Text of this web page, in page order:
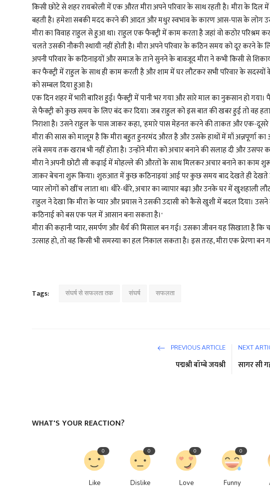
किसी छोटे से शहर रायबरेली में एक औरत मीरा अपने परिवार के साथ रहती है। मीरा के दिल
बहती है। हमेशा सबकी मदद करने की आदत और मधुर स्वभाव के कारण आस-पास के लोग
मीरा का विवाह राहुल से हुआ था। राहुल एक फैक्ट्री में काम करता है जहां वो कठोर
चलते उसकी नौकरी स्थायी नहीं होती है। मीरा अपने परिवार के कठिन समय को दूर करने के
अपनी परिवार के कठिनाइयों और समाज के ताने सुनने के बावजूद मीरा ने कभी किसी से
कर फैक्ट्री में राहुल के साथ ही काम करती है और शाम में घर लौटकर सभी परिवार के सदस्यों
को सम्बल दिया हुआ है।
एक दिन शहर में भारी बारिश हुई। फैक्ट्री में पानी भर गया और सारे माल का नुकसान हो
से फैक्ट्री को कुछ समय के लिए बंद कर दिया। जब राहुल को इस बात की खबर हुई तो वह
निराशा है। उसने राहुल के पास जाकर कहा, `हमारे पास मेहनत करने की ताकत और एक-
मीरा की सास को मालूम है कि मीरा बहुत हुनरमंद औरत है और उसके हाथों में माँ अन्नपूर्णा
लंबे समय तक खराब भी नहीं होता है। उन्होंने मीरा को अचार बनाने की सलाह दी और उसपर
मीरा ने अपनी छोटी सी कढ़ाई में मोहल्ले की औरतों के साथ मिलकर अचार बनाने का काम
जाकर बेचना शुरू किया। शुरुआत में कुछ कठिनाइयां आई पर कुछ समय बाद देखते ही देखते
प्यार लोगों को खींच लाता था। धीरे-धीरे, अचार का व्यापार बढ़ा और उनके घर में खुशहाली
राहुल ने देखा कि मीरा के प्यार और प्रयास ने उसकी उदासी को कैसे खुशी में बदल दिया। उसने
कठिनाई को बस एक पल में आसान बना सकता है।'
मीरा की कहानी प्यार, समर्पण और धैर्य की मिसाल बन गई। उसका जीवन यह सिखाता है
उत्साह हो, तो वह किसी भी समस्या का हल निकाल सकता है। इस तरह, मीरा एक प्रेरणा
Tags: संघर्ष से सफलता तक संघर्ष सफलता
PREVIOUS ARTICLE
पद्मश्री बॉम्बे जयश्री
NEXT
सागर सी
WHAT'S YOUR REACTION?
Like
0
Dislike
0
Love
0
Funny
0